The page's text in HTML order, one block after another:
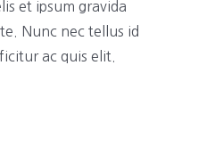
et ipsum gravida
Nunc nec tellus id
ac quis elit.